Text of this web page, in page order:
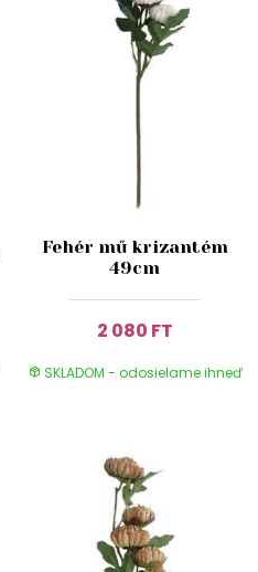
Fehér mű krizantém
49cm
2 080 FT
SKLADOM - odosielame ihneď